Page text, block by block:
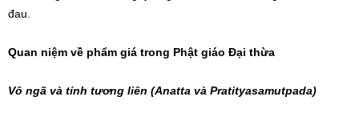
đau.
Quan niệm về phẩm giá trong Phật giáo Đại thừa
Vô ngã và tính tương liên (Anatta và Pratityasamutpada)